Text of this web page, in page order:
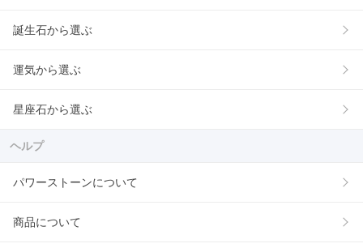
誕生石から選ぶ
運気から選ぶ
星座石から選ぶ
ヘルプ
パワーストーンについて
商品について